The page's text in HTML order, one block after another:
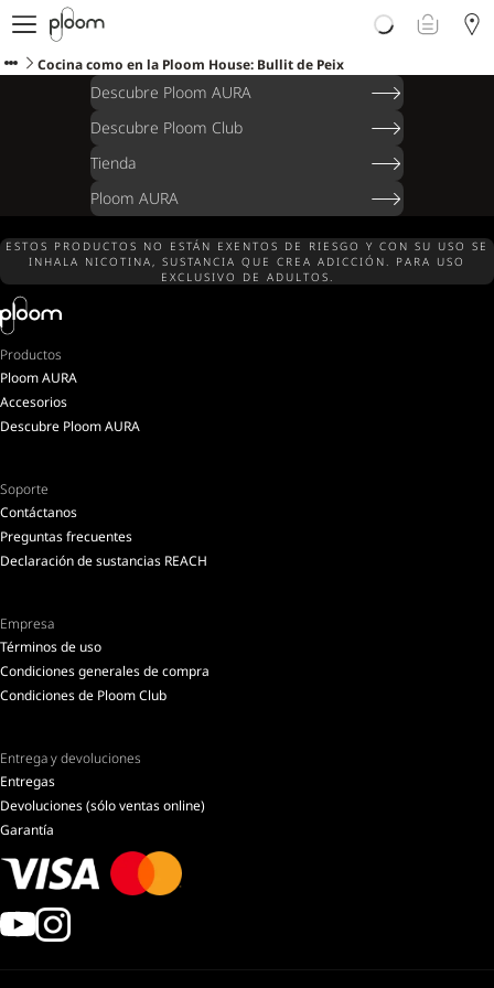
Descubre Ploom AURA
Tienda
Ploom Club
Ayuda y soporte
Localiza tu tienda
Cocina como en la Ploom House: Bullit de Peix
Descubre Ploom AURA
Descubre Ploom Club
Tienda
Ploom AURA
ESTOS PRODUCTOS NO ESTÁN EXENTOS DE RIESGO Y CON SU USO SE
INHALA NICOTINA, SUSTANCIA QUE CREA ADICCIÓN. PARA USO
EXCLUSIVO DE ADULTOS.
Productos
Ploom AURA
Accesorios
Descubre Ploom AURA
Soporte
Contáctanos
Preguntas frecuentes
Declaración de sustancias REACH
Empresa
Términos de uso
Condiciones generales de compra
Condiciones de Ploom Club
Entrega y devoluciones
Entregas
Devoluciones (sólo ventas online)
Garantía